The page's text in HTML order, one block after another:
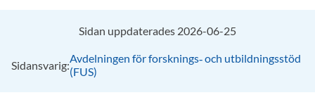
Sidan uppdaterades 2026-06-25
Sidansvarig:Avdelningen för forsknings‑ och utbildningsstöd
(FUS)